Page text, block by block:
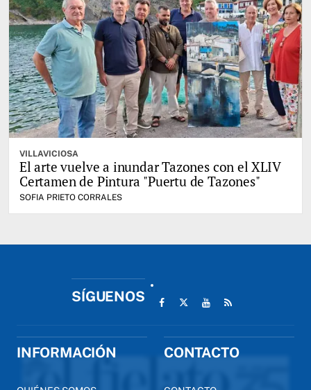
VILLAVICIOSA
El arte vuelve a inundar Tazones con el XLIV
Certamen de Pintura "Puertu de Tazones"
SOFIA PRIETO CORRALES
SÍGUENOS
INFORMACIÓN CONTACTO